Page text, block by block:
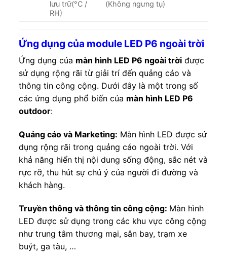
lưu trữ(°C /
RH)
(Không ngưng tụ)
Ứng dụng của module LED P6 ngoài trời
Ứng dụng của màn hình LED P6 ngoài trờiđược
sử dụng rộng rãi từ giải trí đến quảng cáo và
thông tin công cộng. Dưới đây là một trong số
các ứng dụng phổ biến của màn hình LED P6
outdoor:
Quảng cáo và Marketing: Màn hình LED được sử
dụng rộng rãi trong quảng cáo ngoài trời. Với
khả năng hiển thị nội dung sống động, sắc nét và
rực rỡ, thu hút sự chú ý của người đi đường và
khách hàng.
Truyền thông và thông tin công cộng: Màn hình
LED được sử dụng trong các khu vực công cộng
như trung tâm thương mại, sân bay, trạm xe
buýt, ga tàu, …